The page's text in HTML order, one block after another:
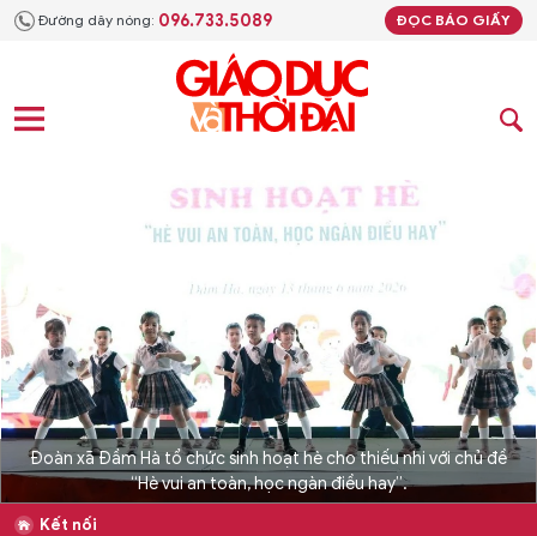
Đường dây nóng: 096.733.5089 ĐỌC BÁO GIẤY
Đoàn xã Đầm Hà tổ chức sinh hoạt hè cho thiếu nhi với chủ đề
“Hè vui an toàn, học ngàn điều hay”.
Kết nối